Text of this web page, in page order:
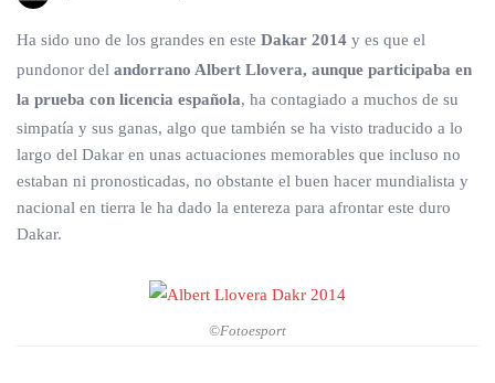
Ha sido uno de los grandes en este Dakar 2014 y es que el
pundonor del andorrano Albert Llovera, aunque participaba en
la prueba con licencia española, ha contagiado a muchos de su
simpatía y sus ganas, algo que también se ha visto traducido a lo
largo del Dakar en unas actuaciones memorables que incluso no
estaban ni pronosticadas, no obstante el buen hacer mundialista y
nacional en tierra le ha dado la entereza para afrontar este duro
Dakar.
©Fotoesport